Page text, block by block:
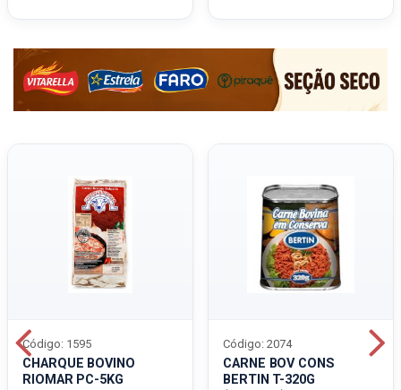
CHARQUE BOVINO
RIOMAR PC-5KG
Código: 1595
CARNE BOV CONS
BERTIN T-320G
Código: 2074